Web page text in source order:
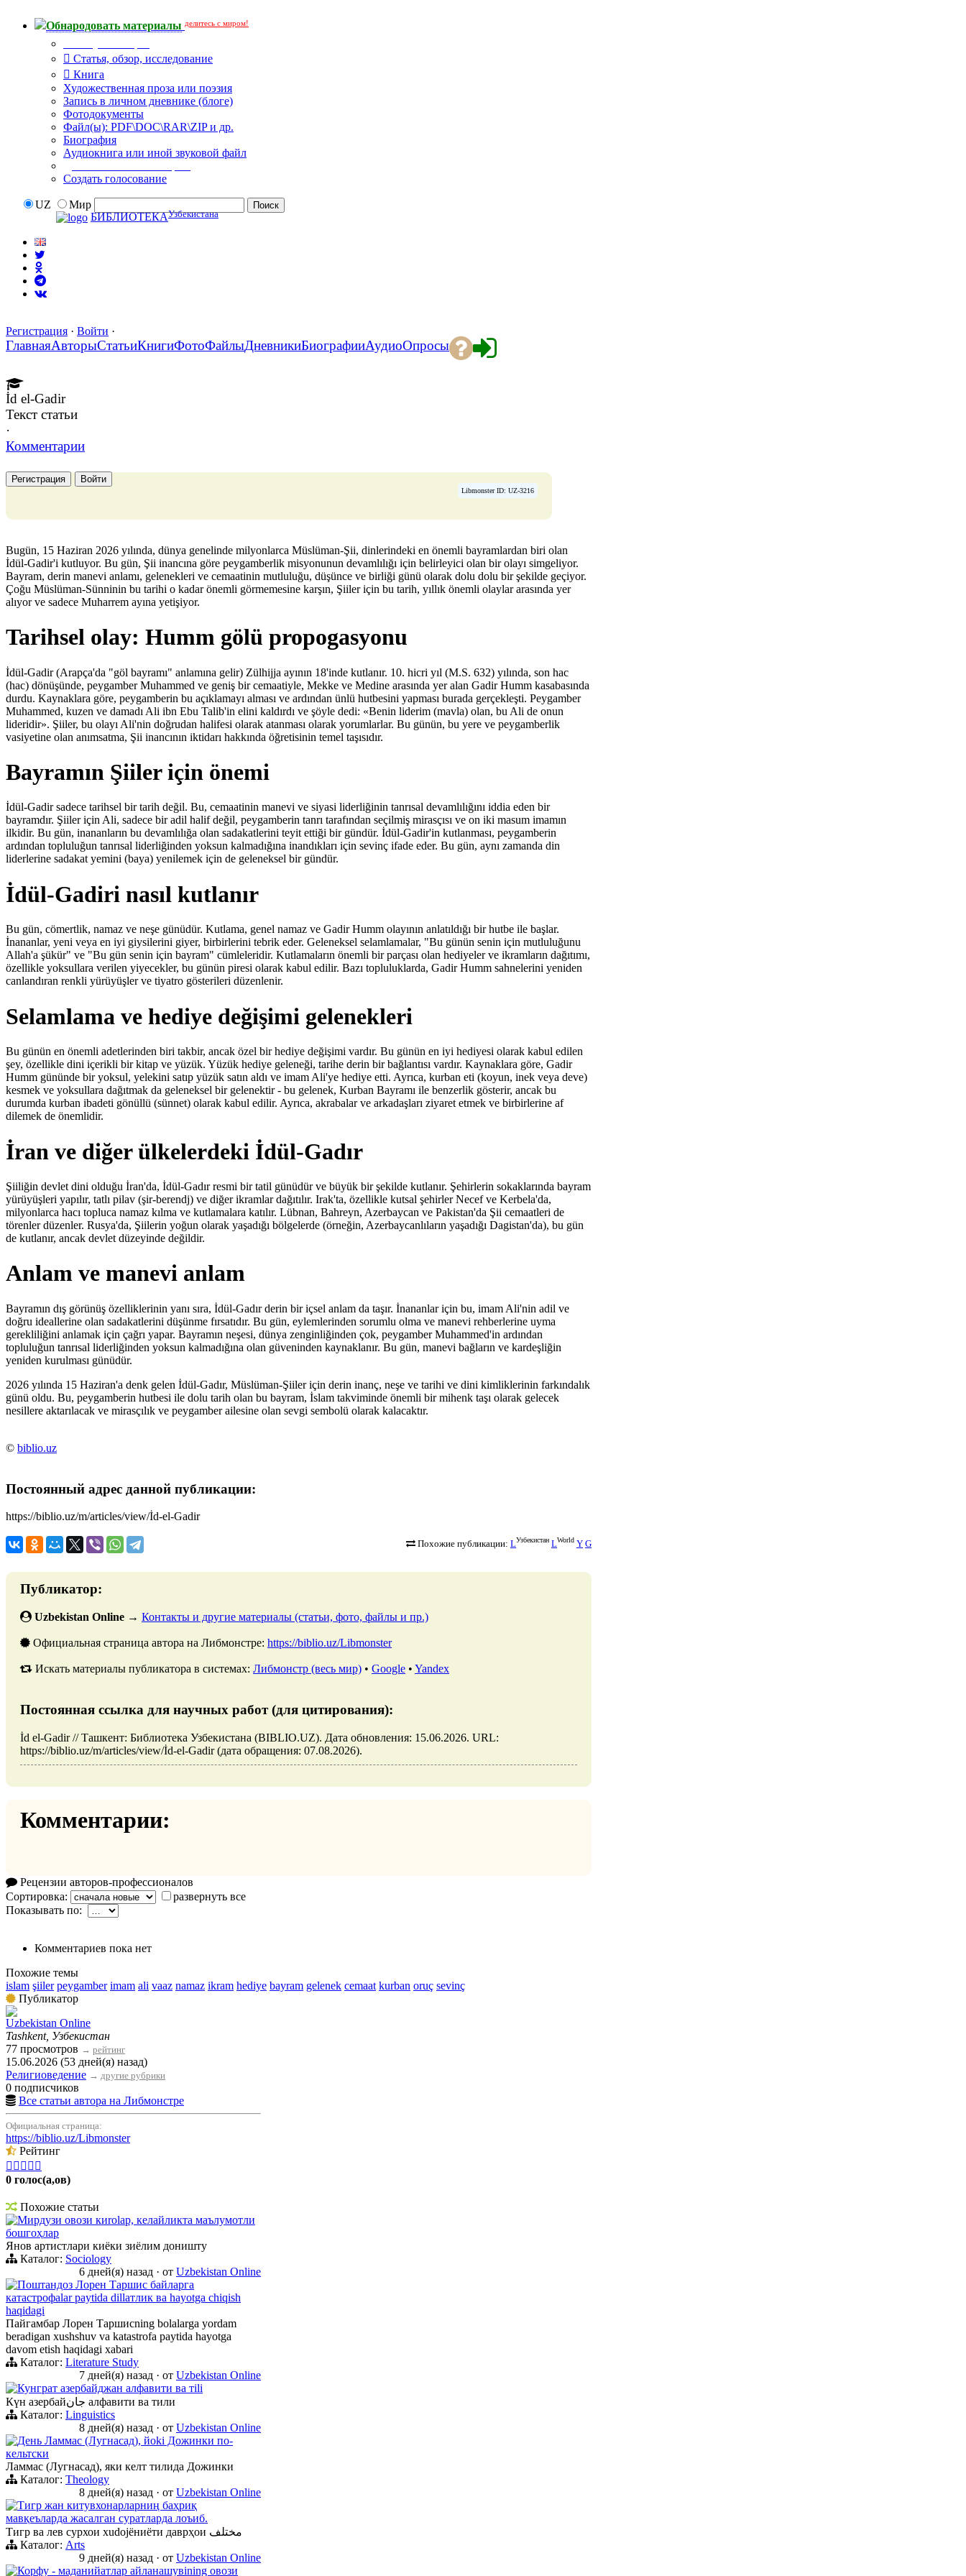
Обнародовать материалы делитесь с миром!
Статья, обзор, исследование
Книга
Художественная проза или поэзия
Запись в личном дневнике (блоге)
Фотодокументы
Файл(ы): PDF\DOC\RAR\ZIP и др.
Биография
Аудиокнига или иной звуковой файл
Создать голосование
UZ
Мир
БИБЛИОТЕКАУзбекистана
Регистрация · Войти ·
ГлавнаяАвторыСтатьиКнигиФотоФайлыДневникиБиографииАудиоОпросы
İd el-Gadir
Текст статьи
·
Комментарии
Регистрация Войти
Libmonster ID: UZ-3216
Bugün, 15 Haziran 2026 yılında, dünya genelinde milyonlarca Müslüman-Şii, dinlerindeki en önemli bayramlardan biri olan
İdül-Gadir'i kutluyor. Bu gün, Şii inancına göre peygamberlik misyonunun devamlılığı için belirleyici olan bir olayı simgeliyor.
Bayram, derin manevi anlamı, gelenekleri ve cemaatinin mutluluğu, düşünce ve birliği günü olarak dolu dolu bir şekilde geçiyor.
Çoğu Müslüman-Sünninin bu tarihi o kadar önemli görmemesine karşın, Şiiler için bu tarih, yıllık önemli olaylar arasında yer
alıyor ve sadece Muharrem ayına yetişiyor.
Tarihsel olay: Humm gölü propogasyonu
İdül-Gadir (Arapça'da "göl bayramı" anlamına gelir) Zülhijja ayının 18'inde kutlanır. 10. hicri yıl (M.S. 632) yılında, son hac
(hac) dönüşünde, peygamber Muhammed ve geniş bir cemaatiyle, Mekke ve Medine arasında yer alan Gadir Humm kasabasında
durdu. Kaynaklara göre, peygamberin bu açıklamayı alması ve ardından ünlü hutbesini yapması burada gerçekleşti. Peygamber
Muhammed, kuzen ve damadı Ali ibn Ebu Talib'in elini kaldırdı ve şöyle dedi: «Benin liderim (mavla) olan, bu Ali de onun
lideridir». Şiiler, bu olayı Ali'nin doğrudan halifesi olarak atanması olarak yorumlarlar. Bu günün, bu yere ve peygamberlik
vasiyetine olan anımsatma, Şii inancının iktidarı hakkında öğretisinin temel taşısıdır.
Bayramın Şiiler için önemi
İdül-Gadir sadece tarihsel bir tarih değil. Bu, cemaatinin manevi ve siyasi liderliğinin tanrısal devamlılığını iddia eden bir
bayramdır. Şiiler için Ali, sadece bir adil halif değil, peygamberin tanrı tarafından seçilmiş mirasçısı ve on iki masum imamın
ilkidir. Bu gün, inananların bu devamlılığa olan sadakatlerini teyit ettiği bir gündür. İdül-Gadir'in kutlanması, peygamberin
ardından topluluğun tanrısal liderliğinden yoksun kalmadığına inandıkları için sevinç ifade eder. Bu gün, aynı zamanda din
liderlerine sadakat yemini (baya) yenilemek için de geleneksel bir gündür.
İdül-Gadiri nasıl kutlanır
Bu gün, cömertlik, namaz ve neşe günüdür. Kutlama, genel namaz ve Gadir Humm olayının anlatıldığı bir hutbe ile başlar.
İnananlar, yeni veya en iyi giysilerini giyer, birbirlerini tebrik eder. Geleneksel selamlamalar, "Bu günün senin için mutluluğunu
Allah'a şükür" ve "Bu gün senin için bayram" cümleleridir. Kutlamaların önemli bir parçası olan hediyeler ve ikramların dağıtımı,
özellikle yoksullara verilen yiyecekler, bu günün piresi olarak kabul edilir. Bazı topluluklarda, Gadir Humm sahnelerini yeniden
canlandıran renkli yürüyüşler ve tiyatro gösterileri düzenlenir.
Selamlama ve hediye değişimi gelenekleri
Bu günün en önemli adetlerinden biri takbir, ancak özel bir hediye değişimi vardır. Bu günün en iyi hediyesi olarak kabul edilen
şey, özellikle dini içerikli bir kitap ve yüzük. Yüzük hediye geleneği, tarihe derin bir bağlantısı vardır. Kaynaklara göre, Gadir
Humm gününde bir yoksul, yelekini satıp yüzük satın aldı ve imam Ali'ye hediye etti. Ayrıca, kurban eti (koyun, inek veya deve)
kesmek ve yoksullara dağıtmak da geleneksel bir gelenektir - bu gelenek, Kurban Bayramı ile benzerlik gösterir, ancak bu
durumda kurban ibadeti gönüllü (sünnet) olarak kabul edilir. Ayrıca, akrabalar ve arkadaşları ziyaret etmek ve birbirlerine af
dilemek de önemlidir.
İran ve diğer ülkelerdeki İdül-Gadır
Şiiliğin devlet dini olduğu İran'da, İdül-Gadır resmi bir tatil günüdür ve büyük bir şekilde kutlanır. Şehirlerin sokaklarında bayram
yürüyüşleri yapılır, tatlı pilav (şir-berendj) ve diğer ikramlar dağıtılır. Irak'ta, özellikle kutsal şehirler Necef ve Kerbela'da,
milyonlarca hacı topluca namaz kılma ve kutlamalara katılır. Lübnan, Bahreyn, Azerbaycan ve Pakistan'da Şii cemaatleri de
törenler düzenler. Rusya'da, Şiilerin yoğun olarak yaşadığı bölgelerde (örneğin, Azerbaycanlıların yaşadığı Dagistan'da), bu gün
de kutlanır, ancak devlet düzeyinde değildir.
Anlam ve manevi anlam
Bayramın dış görünüş özelliklerinin yanı sıra, İdül-Gadır derin bir içsel anlam da taşır. İnananlar için bu, imam Ali'nin adil ve
doğru ideallerine olan sadakatlerini düşünme fırsatıdır. Bu gün, eylemlerinden sorumlu olma ve manevi rehberlerine uyma
gerekliliğini anlamak için çağrı yapar. Bayramın neşesi, dünya zenginliğinden çok, peygamber Muhammed'in ardından
topluluğun tanrısal liderliğinden yoksun kalmadığına olan güveninden kaynaklanır. Bu gün, manevi bağların ve kardeşliğin
yeniden kurulması günüdür.
2026 yılında 15 Haziran'a denk gelen İdül-Gadır, Müslüman-Şiiler için derin inanç, neşe ve tarihi ve dini kimliklerinin farkındalık
günü oldu. Bu, peygamberin hutbesi ile dolu tarih olan bu bayram, İslam takviminde önemli bir mihenk taşı olarak gelecek
nesillere aktarılacak ve mirasçılık ve peygamber ailesine olan sevgi sembolü olarak kalacaktır.
© biblio.uz
Постоянный адрес данной публикации:
https://biblio.uz/m/articles/view/İd-el-Gadir
Похожие публикации: LУзбекистан LWorld Y G
Публикатор:
Uzbekistan Online → Контакты и другие материалы (статьи, фото, файлы и пр.)
Официальная страница автора на Либмонстре: https://biblio.uz/Libmonster
Искать материалы публикатора в системах: Либмонстр (весь мир) • Google • Yandex
Постоянная ссылка для научных работ (для цитирования):
İd el-Gadir // Ташкент: Библиотека Узбекистана (BIBLIO.UZ). Дата обновления: 15.06.2026. URL:
https://biblio.uz/m/articles/view/İd-el-Gadir (дата обращения: 07.08.2026).
Комментарии:
Рецензии авторов-профессионалов
Сортировка:
развернуть все
Показывать по:
Комментариев пока нет
Похожие темы
islam şiiler peygamber imam ali vaaz namaz ikram hediye bayram gelenek cemaat kurban oruç sevinç
Публикатор
Uzbekistan Online
Tashkent, Узбекистан
77 просмотров → рейтинг
15.06.2026 (53 дней(я) назад)
Религиоведение → другие рубрики
0 подписчиков
Все статьи автора на Либмонстре
Официальная страница:
https://biblio.uz/Libmonster
Рейтинг
    
0 голос(а,ов)
Похожие статьи
Мирдузи овози киrolар, келайликта маълумотли
бошгоҳлар
Янов артистлари киёки зиёлим доништу
Каталог: Sociology
6 дней(я) назад · от Uzbekistan Online
Поштандоз Лорен Таршис байларга
катастрофalar paytida dillатлик ва hayotga chiqish
haqidagi
Пайгамбар Лорен Таршисning bolalarga yordam
beradigan xushshuv va katastrofa paytida hayotga
davom etish haqidagi xabari
Каталог: Literature Study
7 дней(я) назад · от Uzbekistan Online
Кунграт азербайджан алфавити ва тili
Күн азербайجان алфавити ва тили
Каталог: Linguistics
8 дней(я) назад · от Uzbekistan Online
День Ламмас (Лугнасад), йoki Дожинки по-
кельтски
Ламмас (Лугнасад), яки келт тилида Дожинки
Каталог: Theology
8 дней(я) назад · от Uzbekistan Online
Тигр жан китувхонарларниң баҳриқ
мавқеъларда жасалган суратларда лоъиб.
Тигр ва лев сурхои хudojёниёти даврҳои مختلف
Каталог: Arts
9 дней(я) назад · от Uzbekistan Online
Корфу - маданийатлар айланашувining овози